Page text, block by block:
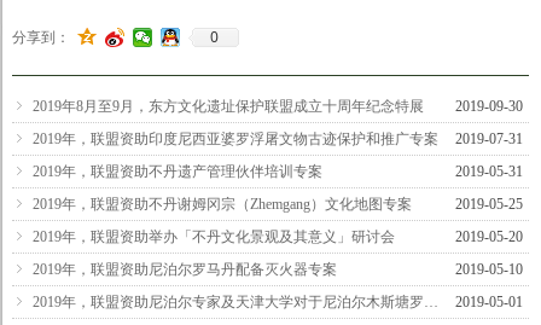
分享到： 0
2019-09-30
ꁇ
2019年8月至9月，东方文化遗址保护联盟成立十周年纪念特展
2019-07-31
ꁇ
2019年，联盟资助印度尼西亚婆罗浮屠文物古迹保护和推广专案
2019-05-31
ꁇ
2019年，联盟资助不丹遗产管理伙伴培训专案
2019-05-25
ꁇ
2019年，联盟资助不丹谢姆冈宗（Zhemgang）文化地图专案
2019-05-20
ꁇ
2019年，联盟资助举办「不丹文化景观及其意义」研讨会
2019-05-10
ꁇ
2019年，联盟资助尼泊尔罗马丹配备灭火器专案
2019-05-01
ꁇ
2019年，联盟资助尼泊尔专家及天津大学对于尼泊尔木斯塘罗马丹地区的研究